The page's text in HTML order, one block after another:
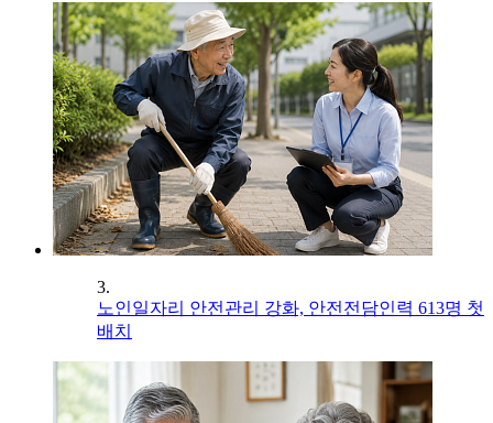
3.
노인일자리 안전관리 강화, 안전전담인력 613명 첫
배치